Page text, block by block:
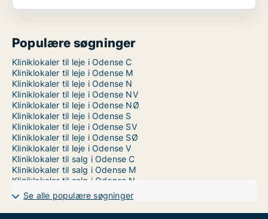
Populære søgninger
Kliniklokaler til leje i Odense C
Kliniklokaler til leje i Odense M
Kliniklokaler til leje i Odense N
Kliniklokaler til leje i Odense NV
Kliniklokaler til leje i Odense NØ
Kliniklokaler til leje i Odense S
Kliniklokaler til leje i Odense SV
Kliniklokaler til leje i Odense SØ
Kliniklokaler til leje i Odense V
Kliniklokaler til salg i Odense C
Kliniklokaler til salg i Odense M
Kliniklokaler til salg i Odense N
Kliniklokaler til salg i Odense NV
Kliniklokaler til salg i Odense NØ
Kliniklokaler til salg i Odense S
Se alle populære søgninger